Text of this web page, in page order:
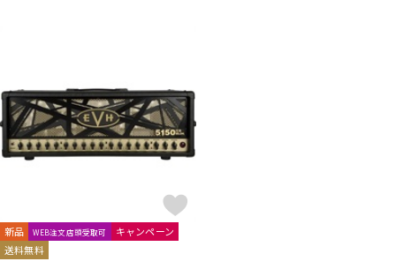
新品 WEB注文店頭受取可
キャンペーン
送料無料